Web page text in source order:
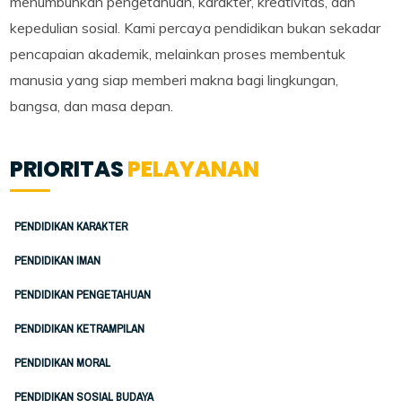
kepedulian sosial. Kami percaya pendidikan bukan sekadar
pencapaian akademik, melainkan proses membentuk
manusia yang siap memberi makna bagi lingkungan,
bangsa, dan masa depan.
PRIORITASPELAYANAN
PENDIDIKAN KARAKTER
PENDIDIKAN IMAN
PENDIDIKAN PENGETAHUAN
PENDIDIKAN KETRAMPILAN
PENDIDIKAN MORAL
PENDIDIKAN SOSIAL BUDAYA